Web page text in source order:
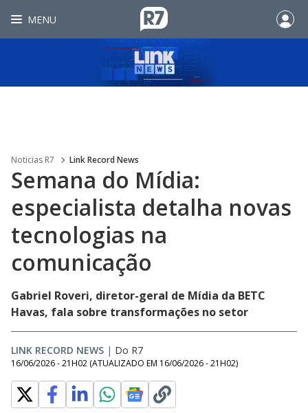
MENU
Noticias R7 Link Record News
Semana do Mídia:
especialista detalha novas
tecnologias na
comunicação
Gabriel Roveri, diretor-geral de Mídia da BETC
Havas, fala sobre transformações no setor
LINK RECORD NEWS | Do R7
16/06/2026 - 21H02 (ATUALIZADO EM 16/06/2026 - 21H02)